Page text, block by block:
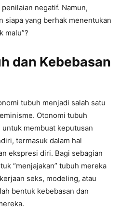
negatif. Namun,
siapa yang berhak menentukan
malu”?
dan Kebebasan
tubuh menjadi salah satu
Otonomi tubuh
membuat keputusan
termasuk dalam hal
ekspresi diri. Bagi sebagian
“menjajakan” tubuh mereka
seks, modeling, atau
bentuk kebebasan dan